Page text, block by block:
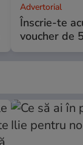
Advertorial
Înscrie-te
voucher de